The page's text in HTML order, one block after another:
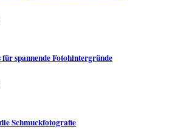
spannende Fotohintergründe
Schmuckfotografie